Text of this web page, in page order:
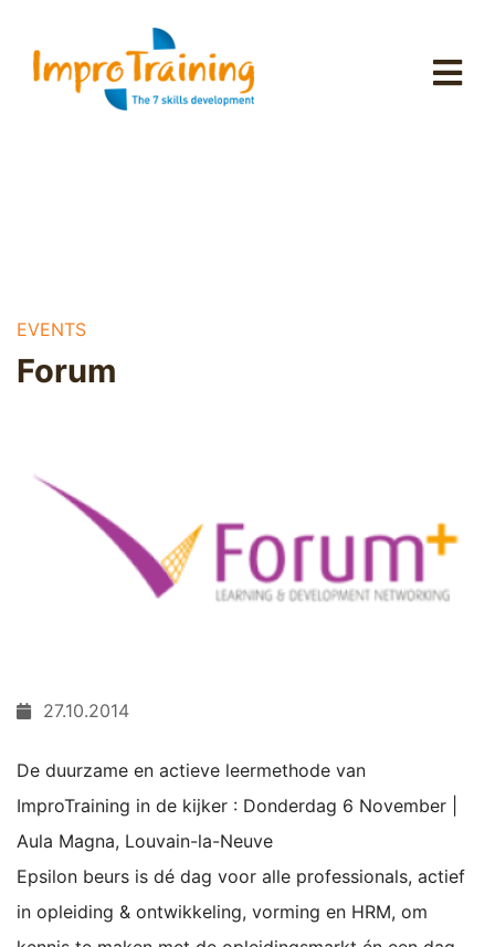
EVENTS
Forum
27.10.2014
De duurzame en actieve leermethode van
ImproTraining in de kijker : Donderdag 6 November |
Aula Magna, Louvain-la-Neuve
Epsilon beurs is dé dag voor alle professionals, actief
in opleiding & ontwikkeling, vorming en HRM, om